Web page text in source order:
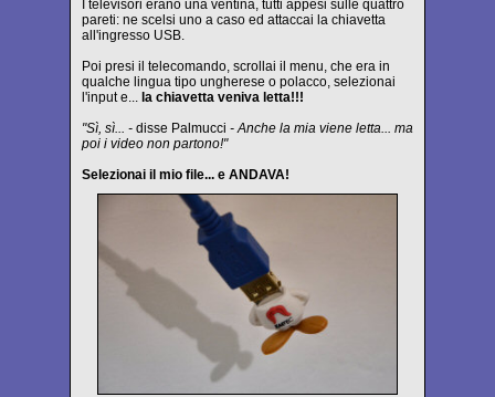
I televisori erano una ventina, tutti appesi sulle quattro
pareti: ne scelsi uno a caso ed attaccai la chiavetta
all'ingresso USB.
Poi presi il telecomando, scrollai il menu, che era in
qualche lingua tipo ungherese o polacco, selezionai
l'input e... la chiavetta veniva letta!!!
"Sì, sì... - disse Palmucci - Anche la mia viene letta... ma
poi i video non partono!"
Selezionai il mio file... e ANDAVA!